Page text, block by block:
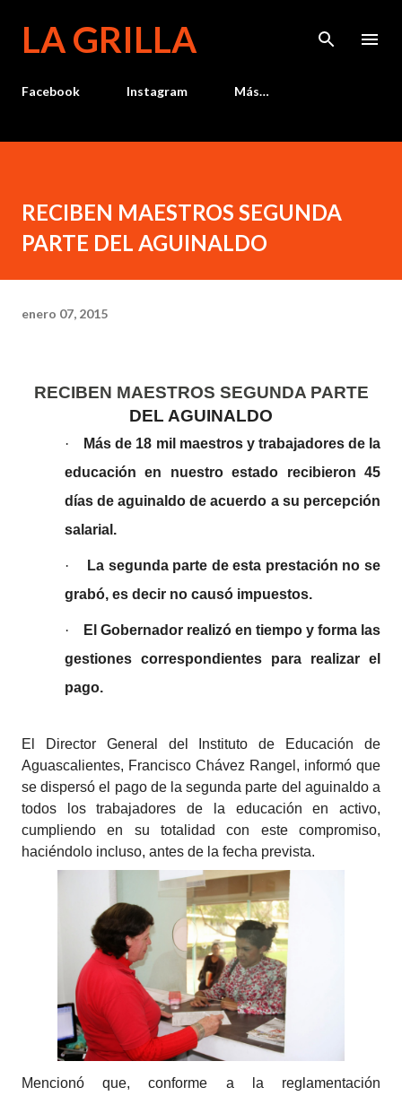
LA GRILLA
Facebook Instagram Más…
RECIBEN MAESTROS SEGUNDA
PARTE DEL AGUINALDO
enero 07, 2015
RECIBEN MAESTROS SEGUNDA PARTE
DEL AGUINALDO
·
Más de 18 mil maestros y trabajadores de la
educación en nuestro estado recibieron 45
días de aguinaldo de acuerdo a su percepción
salarial.
·
La segunda parte de esta prestación no se
grabó, es decir no causó impuestos.
·
El Gobernador realizó en tiempo y forma las
gestiones correspondientes para realizar el
pago.
El Director General del Instituto de Educación de
Aguascalientes, Francisco Chávez Rangel, informó que
se dispersó el pago de la segunda parte del aguinaldo a
todos los trabajadores de la educación en activo,
cumpliendo en su totalidad con este compromiso,
haciéndolo incluso, antes de la fecha prevista.
Mencionó que, conforme a la reglamentación